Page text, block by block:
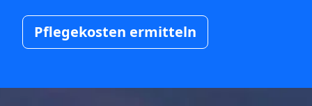
Pflegekosten ermitteln